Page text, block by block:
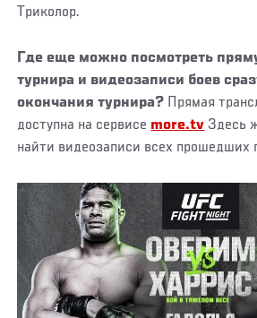
Триколор.
Где еще можно посмотреть
турнира и видеозаписи боев
окончания турнира? Прямая
доступна на сервисе more.tv Здесь
найти видеозаписи всех прошедших